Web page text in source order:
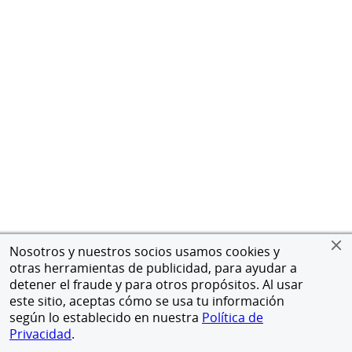
Nosotros y nuestros socios usamos cookies y
otras herramientas de publicidad, para ayudar a
detener el fraude y para otros propósitos. Al usar
este sitio, aceptas cómo se usa tu información
según lo establecido en nuestra Política de
Privacidad.